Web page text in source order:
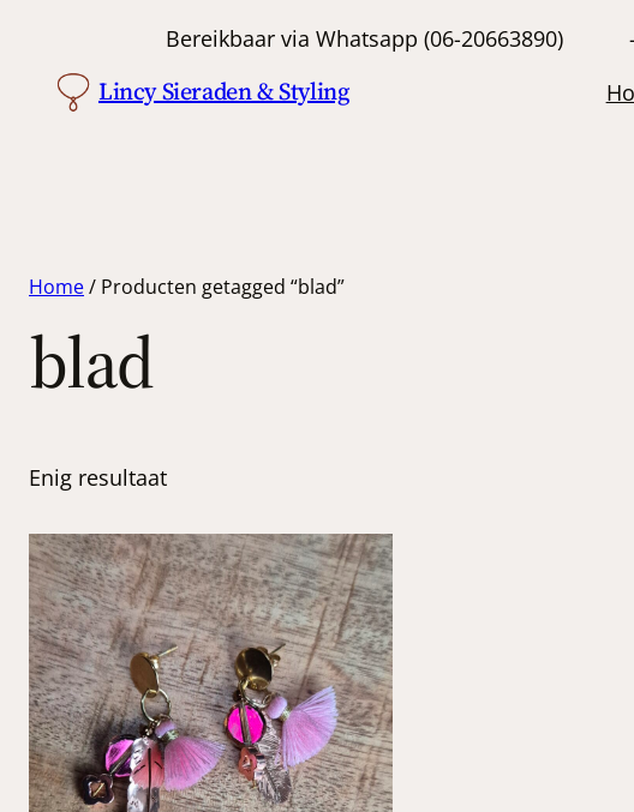
Bereikbaar via Whatsapp (06-
Lincy Sieraden & Styling
Home/ Producten getagged “blad”
blad
Enig resultaat